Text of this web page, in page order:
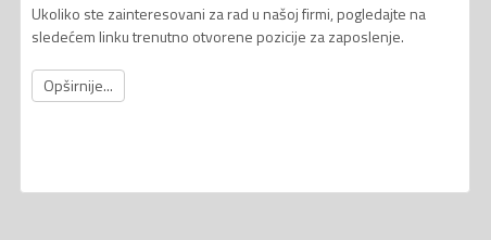
Ukoliko ste zainteresovani za rad u našoj firmi, pogledajte na
sledećem linku trenutno otvorene pozicije za zaposlenje.
Opširnije...